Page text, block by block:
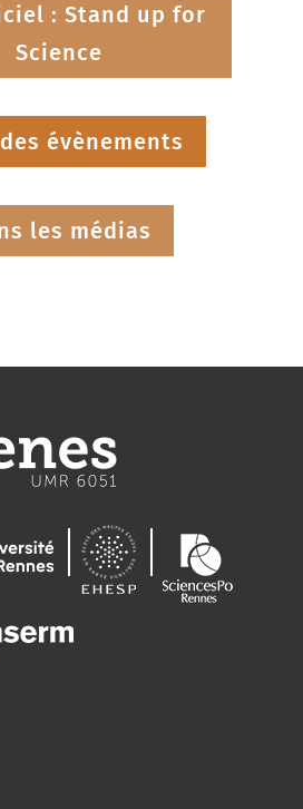
: Stand up for
Science
évènements
les médias